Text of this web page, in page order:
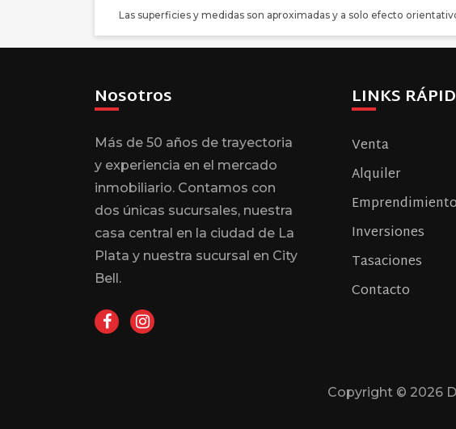
Las superficies y medidas son aproximadas y a solo efecto
Nosotros
Más de 50 años de trayectoria
y experiencia en el mercado
inmobiliario. Contamos con
dos únicas sucursales, nuestra
casa central en la ciudad de La
Plata y nuestra sucursal en City
Bell.
LINKS
Venta
Alquiler
Inversiones
Tasaciones
Contacto
Copyright © 2026